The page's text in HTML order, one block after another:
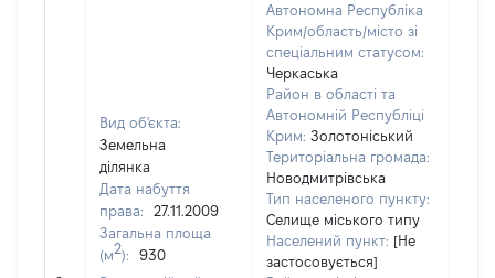
Вид об'єкта:
Земельна
ділянка
Дата набуття
права:
27.11.2009
Загальна площа
(м2):
930
Автономна Республіка
Крим/область/місто зі
спеціальним статусом:
Черкаська
Район в області та
Автономній Республіці
Крим: Золотоніський
Територіальна громада:
Новодмитрівська
Тип населеного пункту:
Селище міського типу
Населений пункт: [Не
застосовується]